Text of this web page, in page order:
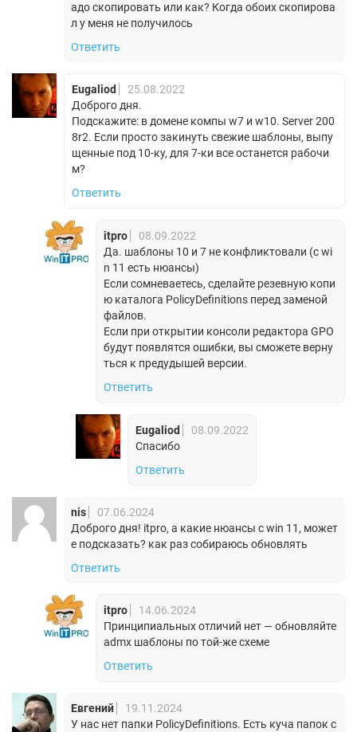
адо скопировать или как? Когда обоих скопирова
л у меня не получилось
Ответить
Eugaliod
25.08.2022
Доброго дня.
Подскажите: в домене компы w7 и w10. Server 200
8r2. Если просто закинуть свежие шаблоны, выпу
щенные под 10-ку, для 7-ки все останется рабочи
м?
Ответить
itpro
08.09.2022
Да. шаблоны 10 и 7 не конфликтовали (с wi
n 11 есть нюансы)
Если сомневаетесь, сделайте резевную копи
ю каталога PolicyDefinitions перед заменой
файлов.
Если при открытии консоли редактора GPO
будут появлятся ошибки, вы сможете верну
ться к предудышей версии.
Ответить
Eugaliod
08.09.2022
Спасибо
Ответить
nis
07.06.2024
Доброго дня! itpro, а какие нюансы с win 11, может
е подсказать? как раз собираюсь обновлять
Ответить
itpro
14.06.2024
Принципиальных отличий нет — обновляйте
admx шаблоны по той-же схеме
Ответить
Евгений
19.11.2024
У нас нет папки PolicyDefinitions. Есть куча папок с